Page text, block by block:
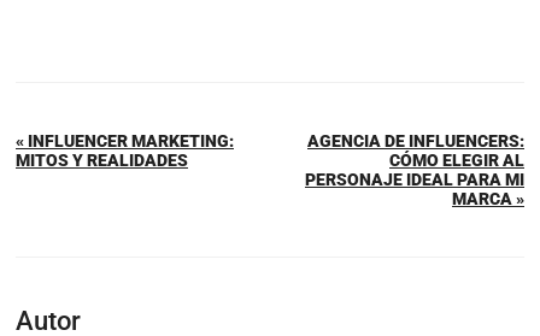
« INFLUENCER MARKETING:
MITOS Y REALIDADES
AGENCIA DE INFLUENCERS:
CÓMO ELEGIR AL
PERSONAJE IDEAL PARA MI
MARCA »
Autor